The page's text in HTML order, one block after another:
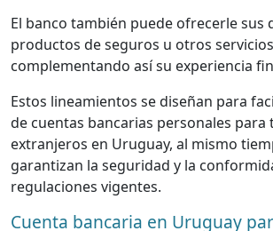
El banco también puede ofrecerle sus
productos de seguros u otros
complementando así su experiencia
Estos lineamientos se diseñan para
de cuentas bancarias personales para
extranjeros en Uruguay, al mismo
garantizan la seguridad y la
regulaciones vigentes.
Cuenta bancaria en Uruguay